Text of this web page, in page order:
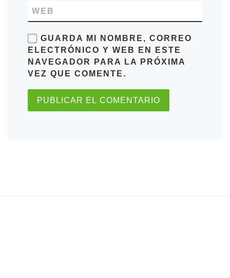
WEB
GUARDA MI NOMBRE, CORREO
ELECTRÓNICO Y WEB EN ESTE
NAVEGADOR PARA LA PRÓXIMA
VEZ QUE COMENTE.